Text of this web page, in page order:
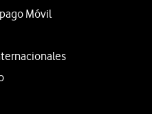
Móvil